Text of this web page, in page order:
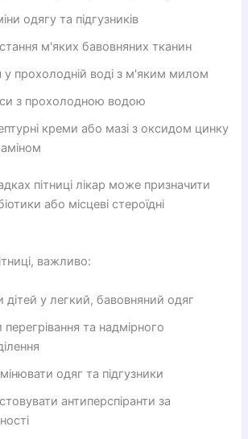
одягу та підгузників
м'яких бавовняних тканин
у прохолодній воді з м'яким милом
з прохолодною водою
креми або мазі з оксидом цинку
пітниці лікар може призначити
або місцеві стероїдні
важливо:
дітей у легкий, бавовняний одяг
перегрівання та надмірного
одяг та підгузники
антиперспіранти за